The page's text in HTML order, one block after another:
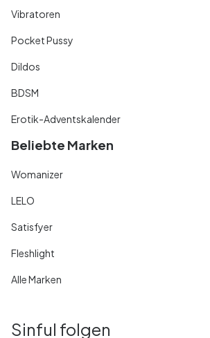
Vibratoren
Pocket Pussy
Dildos
BDSM
Erotik-Adventskalender
Beliebte Marken
Womanizer
LELO
Satisfyer
Fleshlight
Alle Marken
Sinful folgen